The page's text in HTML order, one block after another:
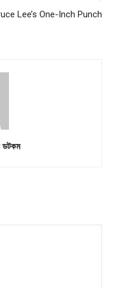
Lee’s One-Inch Punch
ডটকম